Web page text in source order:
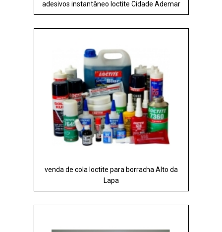
adesivos instantâneo loctite Cidade Ademar
venda de cola loctite para borracha Alto da
Lapa